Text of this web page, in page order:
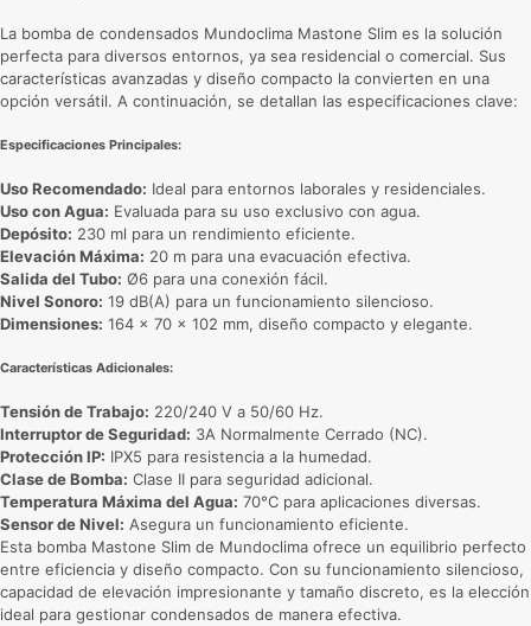
La bomba de condensados Mundoclima Mastone Slim es la solución
perfecta para diversos entornos, ya sea residencial o comercial. Sus
características avanzadas y diseño compacto la convierten en una
opción versátil. A continuación, se detallan las especificaciones clave:
Especificaciones Principales:
Uso Recomendado: Ideal para entornos laborales y residenciales.
Uso con Agua: Evaluada para su uso exclusivo con agua.
Depósito: 230 ml para un rendimiento eficiente.
Elevación Máxima: 20 m para una evacuación efectiva.
Salida del Tubo: Ø6 para una conexión fácil.
Nivel Sonoro: 19 dB(A) para un funcionamiento silencioso.
Dimensiones: 164 x 70 x 102 mm, diseño compacto y elegante.
Características Adicionales:
Tensión de Trabajo: 220/240 V a 50/60 Hz.
Interruptor de Seguridad: 3A Normalmente Cerrado (NC).
Protección IP: IPX5 para resistencia a la humedad.
Clase de Bomba: Clase II para seguridad adicional.
Temperatura Máxima del Agua: 70°C para aplicaciones diversas.
Sensor de Nivel: Asegura un funcionamiento eficiente.
Esta bomba Mastone Slim de Mundoclima ofrece un equilibrio perfecto
entre eficiencia y diseño compacto. Con su funcionamiento silencioso,
capacidad de elevación impresionante y tamaño discreto, es la elección
ideal para gestionar condensados de manera efectiva.